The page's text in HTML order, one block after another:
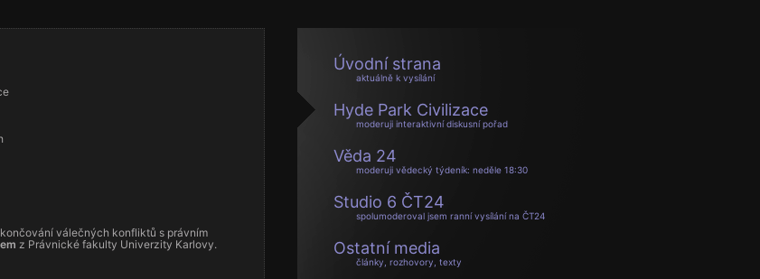
válečných konfliktů s právním
z Právnické fakulty Univerzity Karlovy.
Úvodní strana
aktuálně k vysílání
Hyde Park Civilizace
moderuji interaktivní diskusní pořad
Věda 24
moderuji vědecký týdeník: neděle 18:30
Studio 6 ČT24
spolumoderoval jsem ranní vysílání na ČT24
Ostatní media
články, rozhovory, texty